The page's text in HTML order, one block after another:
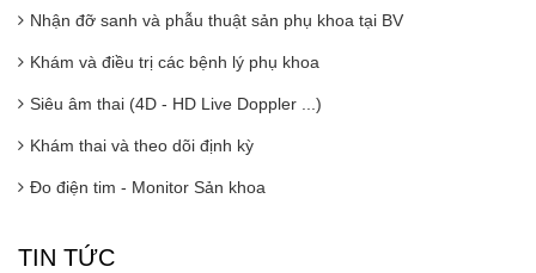
Nhận đỡ sanh và phẫu thuật sản phụ khoa tại BV
Khám và điều trị các bệnh lý phụ khoa
Siêu âm thai (4D - HD Live Doppler ...)
Khám thai và theo dõi định kỳ
Đo điện tim - Monitor Sản khoa
TIN TỨC